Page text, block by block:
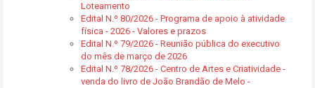
Loteamento
Edital N.º 80/2026 - Programa de apoio à atividade
física - 2026 - Valores e prazos
Edital N.º 79/2026 - Reunião pública do executivo
do mês de março de 2026
Edital N.º 78/2026 - Centro de Artes e Criatividade -
venda do livro de João Brandão de Melo -